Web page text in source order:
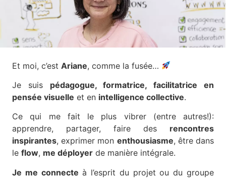
Et moi, c’est Ariane, comme la fusée…
Je suis pédagogue, formatrice, facilitatrice en
pensée visuelle et en intelligence collective.
Ce qui me fait le plus vibrer (entre autres!):
apprendre, partager, faire des rencontres
inspirantes, exprimer mon enthousiasme, être dans
le flow, me déployer de manière intégrale.
Je me connecte à l’esprit du projet ou du groupe